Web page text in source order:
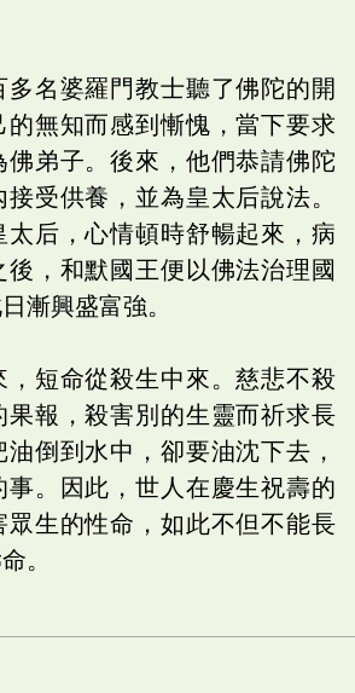
名婆羅門教士聽了佛陀的開
的無知而感到慚愧，當下要求
佛弟子。後來，他們恭請佛陀
受供養，並為皇太后說法。
太后，心情頓時舒暢起來，病
，和默國王便以佛法治理國
漸興盛富強。
，短命從殺生中來。慈悲不殺
果報，殺害別的生靈而祈求長
倒到水中，卻要油沈下去，
事。因此，世人在慶生祝壽的
眾生的性命，如此不但不能長
。